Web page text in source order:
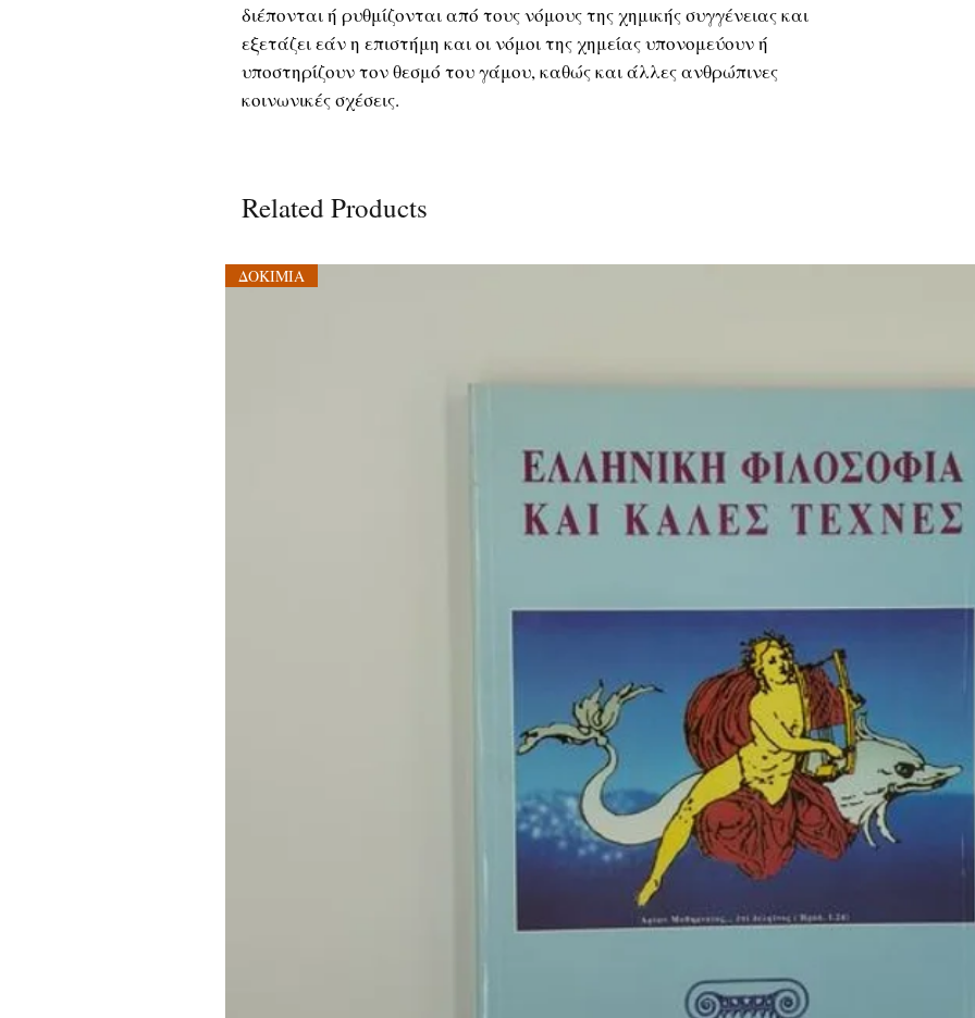
διέπονται ή ρυθμίζονται από τους νόμους της χημικής συγγένειας και
εξετάζει εάν η επιστήμη και οι νόμοι της χημείας υπονομεύουν ή
υποστηρίζουν τον θεσμό του γάμου, καθώς και άλλες ανθρώπινες
κοινωνικές σχέσεις.
Related Products
ΔΟΚΙΜΙΑ